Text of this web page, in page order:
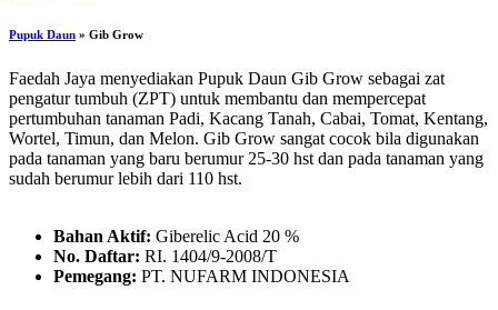
Pupuk Daun » Gib Grow
Faedah Jaya menyediakan Pupuk Daun Gib Grow sebagai zat
pengatur tumbuh (ZPT) untuk membantu dan mempercepat
pertumbuhan tanaman Padi, Kacang Tanah, Cabai, Tomat, Kentang,
Wortel, Timun, dan Melon. Gib Grow sangat cocok bila digunakan
pada tanaman yang baru berumur 25-30 hst dan pada tanaman yang
sudah berumur lebih dari 110 hst.
Bahan Aktif: Giberelic Acid 20 %
No. Daftar: RI. 1404/9-2008/T
Pemegang: PT. NUFARM INDONESIA